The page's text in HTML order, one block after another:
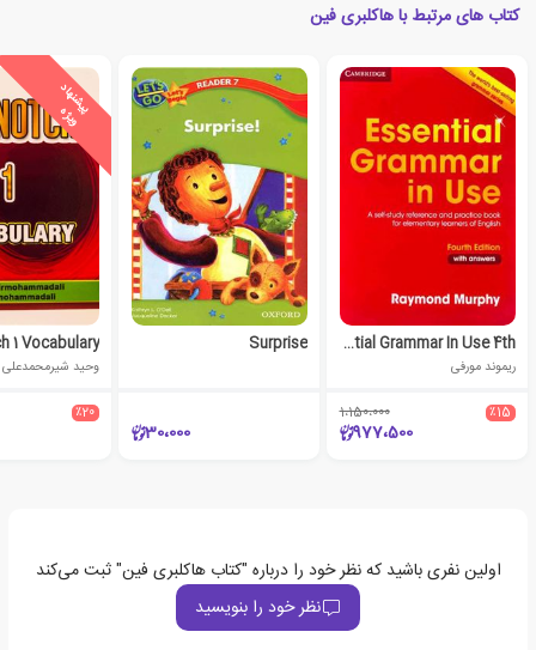
کتاب های مرتبط با هاکلبری فین
Essential Grammar In Use 4th
ریموند مورفی
٪15 1،150،000
977،500
Surprise
30،000
پ
ی
ش
ن
ه
ا
د
و
ی
ژ
ه
1 Vocabulary
وحید شیرمحمدعلی
٪20
اولین نفری باشید که نظر خود را درباره "کتاب هاکلبری فین" ثبت می‌کند
نظر خود را بنویسید